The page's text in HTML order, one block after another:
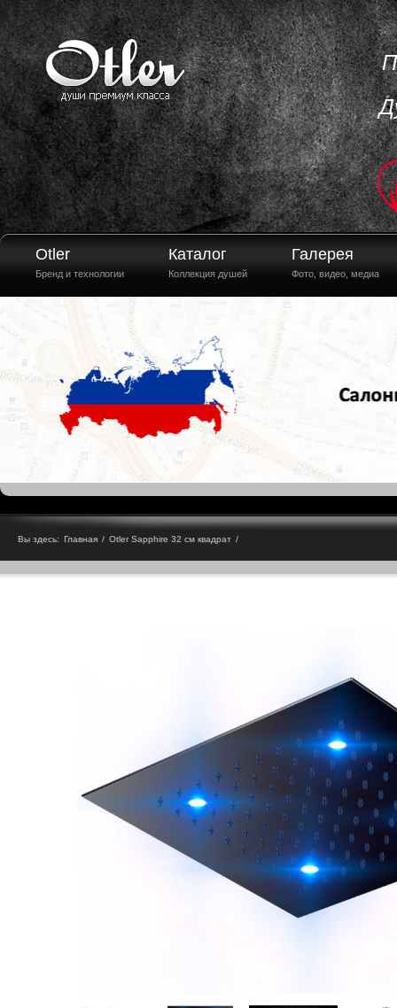
Otler
Бренд и технологии
Каталог
Коллекция душей
Галерея
Фото, видео, медиа
Вы здесь: Главная / Otler Sapphire 32 см квадрат /